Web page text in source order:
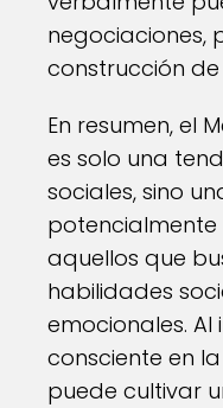
negociaciones,
construcción
En resumen, el
es solo una
sociales, sino
aquellos que
habilidades
emocionales.
consciente en
puede cultivar